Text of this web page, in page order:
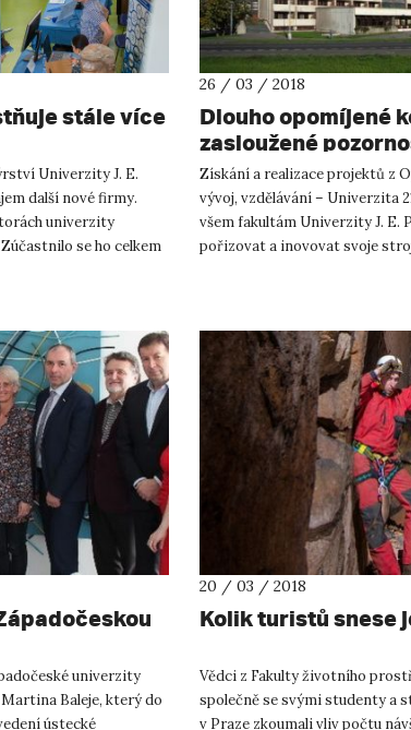
stále více
Univerzity J. E.
další nové firmy.
univerzity
se ho celkem
26 / 03 / 2018
Dlouho opomíjené
zasloužené
Získání a realizace projektů z
vývoj, vzdělávání – Univerzita
všem fakultám Univerzity J. E.
pořizovat a inovovat svoje
univerzity
Baleje, který do
ústecké
20 / 03 / 2018
Kolik turistů snese
Vědci z Fakulty životního
společně se svými studenty a
v Praze zkoumali vliv počtu